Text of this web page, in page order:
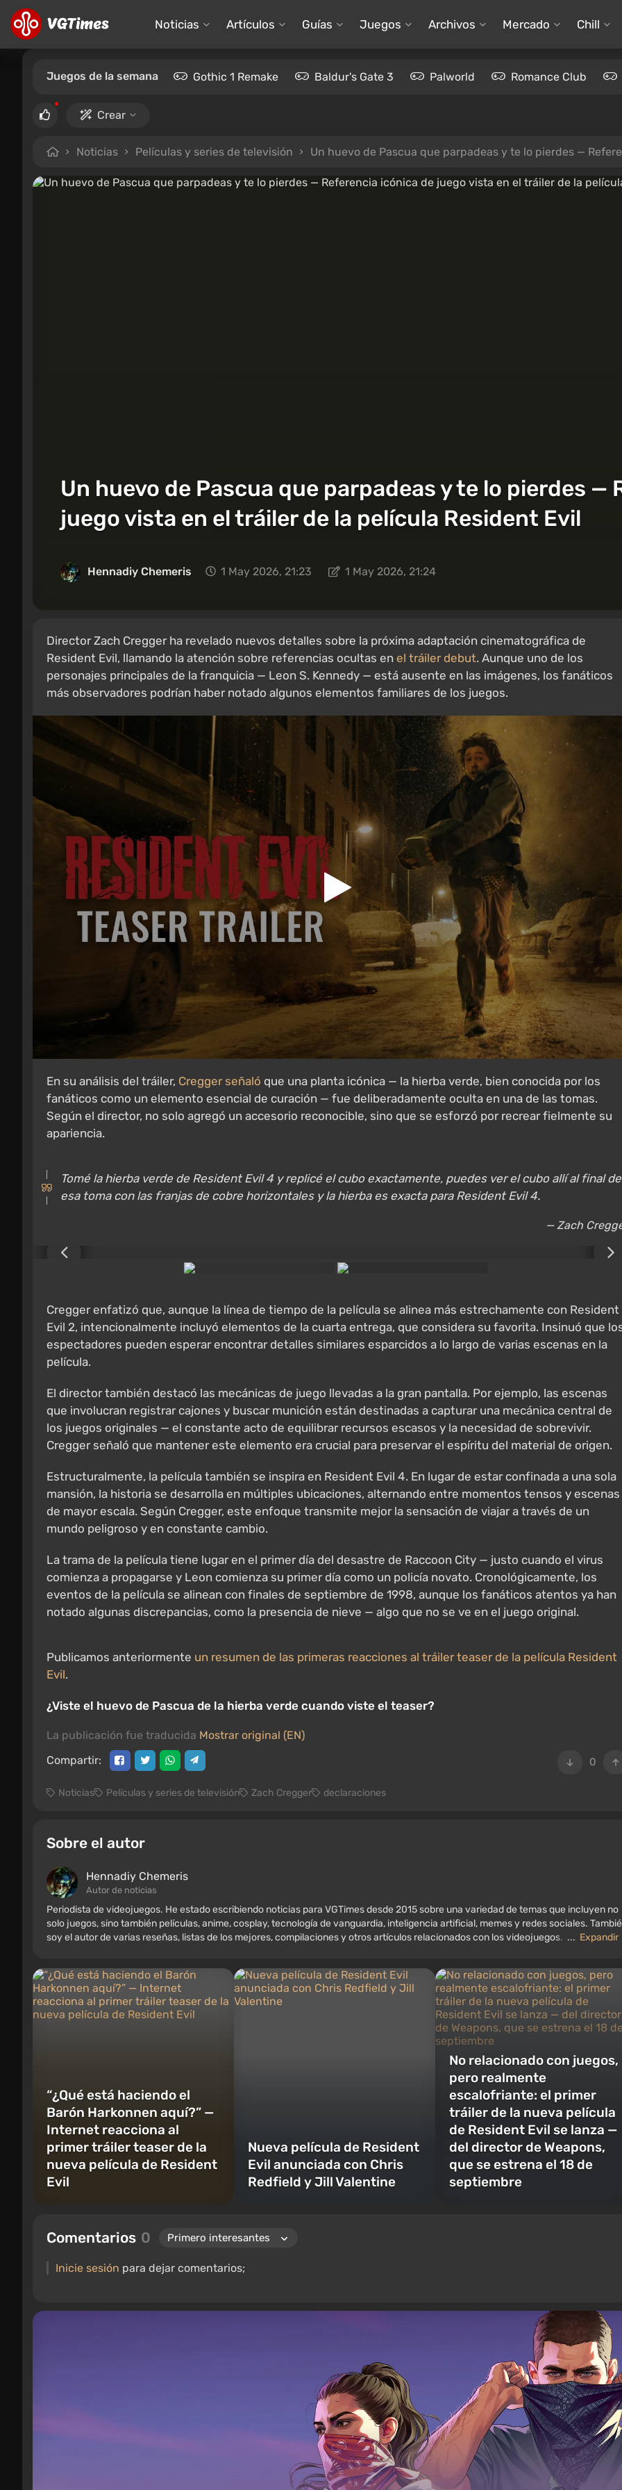
Noticias Artículos Guías Juegos Archivos Mercado Chill
Juegos de la semana Gothic 1 Remake Baldur's Gate 3 Palworld Romance Club
Crear
Noticias Películas y series de televisión Un huevo de Pascua que parpadeas y te lo pierdes — Referencia
Un huevo de Pascua que parpadeas y te lo pierdes —
juego vista en el tráiler de la película Resident Evil
Hennadiy Chemеris 1 May 2026, 21:23 1 May 2026, 21:24
Director Zach Cregger ha revelado nuevos detalles sobre la próxima adaptación cinematográfica de
Resident Evil, llamando la atención sobre referencias ocultas en el tráiler debut. Aunque uno de los
personajes principales de la franquicia — Leon S. Kennedy — está ausente en las imágenes, los fanáticos
más observadores podrían haber notado algunos elementos familiares de los juegos.
En su análisis del tráiler, Cregger señaló que una planta icónica — la hierba verde, bien conocida por los
fanáticos como un elemento esencial de curación — fue deliberadamente oculta en una de las tomas.
Según el director, no solo agregó un accesorio reconocible, sino que se esforzó por recrear fielmente su
apariencia.
Tomé la hierba verde de Resident Evil 4 y replicé el cubo exactamente, puedes ver el cubo allí al final de
esa toma con las franjas de cobre horizontales y la hierba es exacta para Resident Evil 4.
— Zach
Cregger enfatizó que, aunque la línea de tiempo de la película se alinea más estrechamente con Resident
Evil 2, intencionalmente incluyó elementos de la cuarta entrega, que considera su favorita. Insinuó que
espectadores pueden esperar encontrar detalles similares esparcidos a lo largo de varias escenas en la
película.
El director también destacó las mecánicas de juego llevadas a la gran pantalla. Por ejemplo, las escenas
que involucran registrar cajones y buscar munición están destinadas a capturar una mecánica central de
los juegos originales — el constante acto de equilibrar recursos escasos y la necesidad de sobrevivir.
Cregger señaló que mantener este elemento era crucial para preservar el espíritu del material de origen.
Estructuralmente, la película también se inspira en Resident Evil 4. En lugar de estar confinada a una sola
mansión, la historia se desarrolla en múltiples ubicaciones, alternando entre momentos tensos y escenas
de mayor escala. Según Cregger, este enfoque transmite mejor la sensación de viajar a través de un
mundo peligroso y en constante cambio.
La trama de la película tiene lugar en el primer día del desastre de Raccoon City — justo cuando el virus
comienza a propagarse y Leon comienza su primer día como un policía novato. Cronológicamente, los
eventos de la película se alinean con finales de septiembre de 1998, aunque los fanáticos atentos ya han
notado algunas discrepancias, como la presencia de nieve — algo que no se ve en el juego original.
Publicamos anteriormente un resumen de las primeras reacciones al tráiler teaser de la película Resident
Evil.
¿Viste el huevo de Pascua de la hierba verde cuando viste el teaser?
La publicación fue traducida Mostrar original (EN)
0
Compartir:
Noticias Películas y series de televisión Zach Cregger declaraciones
Sobre el autor
Hennadiy Chemеris
Autor de noticias
Periodista de videojuegos. He estado escribiendo noticias para VGTimes desde 2015 sobre una variedad de temas que incluyen no
solo juegos, sino también películas, anime, cosplay, tecnología de vanguardia, inteligencia artificial, memes y redes sociales.
soy el autor de varias reseñas, listas de los mejores, compilaciones y otros artículos relacionados con los videojuegos. Colecciono
... Expandir
“¿Qué está haciendo el
Barón Harkonnen aquí?” —
Internet reacciona al
primer tráiler teaser de la
nueva película de Resident
Evil
Nueva película de Resident
Evil anunciada con Chris
Redfield y Jill Valentine
No relacionado con juegos,
pero realmente
escalofriante: el primer
tráiler de la nueva película
de Resident Evil se lanza —
del director de Weapons,
que se estrena el 18 de
septiembre
Comentarios 0
Inicie sesión para dejar comentarios;